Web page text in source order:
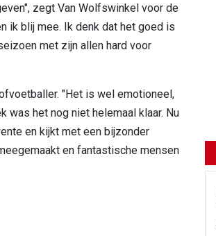
zegt Van Wolfswinkel voor de
ik blij mee. Ik denk dat het goed is
met zijn allen hard voor
"Het is wel emotioneel,
was het nog niet helemaal klaar. Nu
en kijkt met een bijzonder
en fantastische mensen